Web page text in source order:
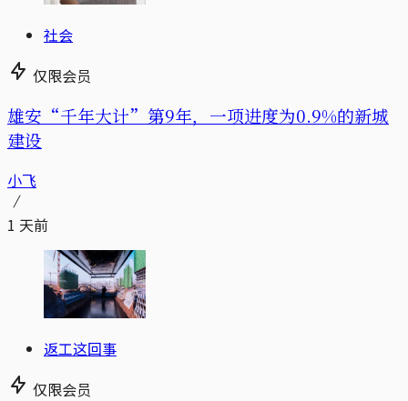
社会
仅限会员
雄安“千年大计”第9年，一项进度为0.9%的新城
建设
小飞
1 天前
返工这回事
仅限会员